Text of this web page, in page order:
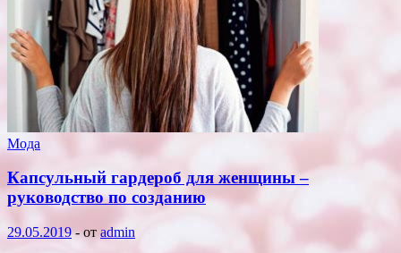
Мода
Капсульный гардероб для женщины –
руководство по созданию
29.05.2019- от admin